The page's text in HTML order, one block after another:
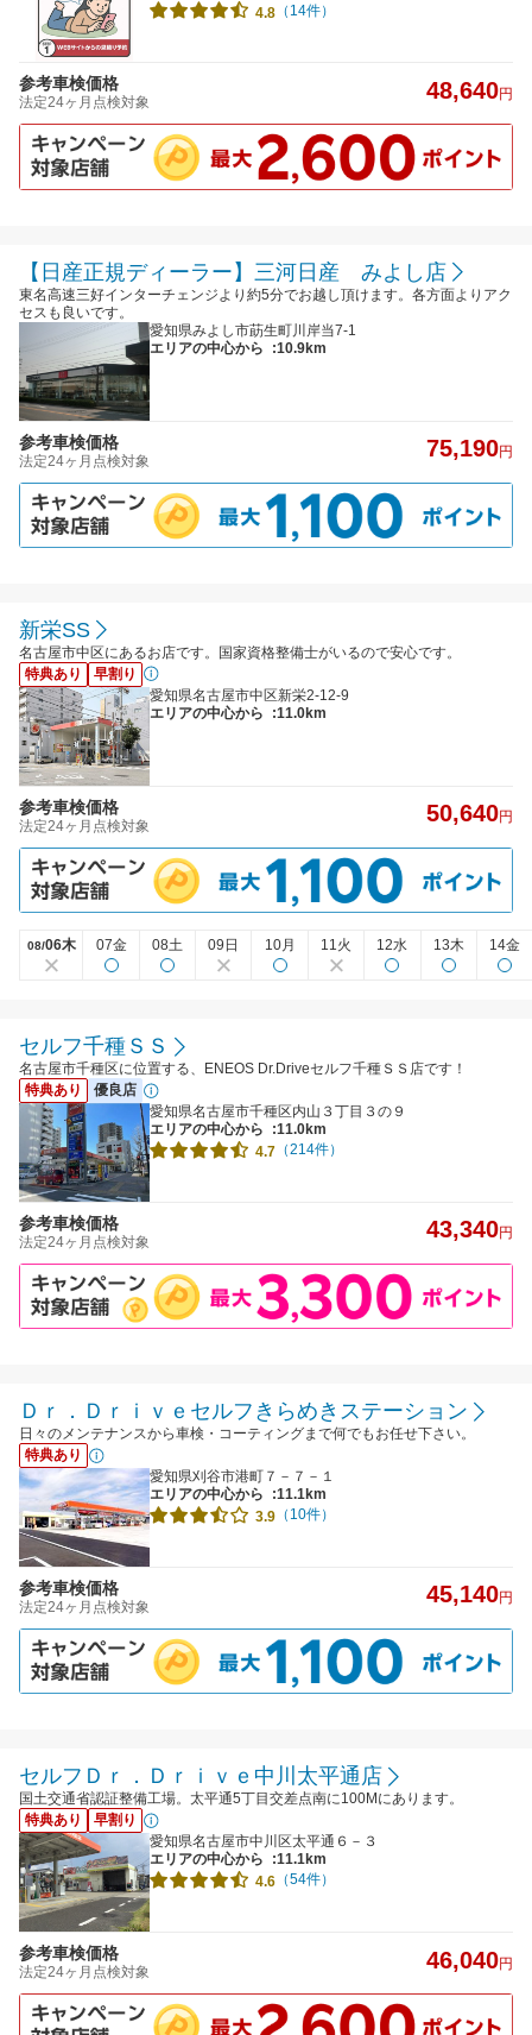
4.8 （14件）
参考車検価格
法定24ヶ月点検対象 48,640円
【日産正規ディーラー】三河日産 みよし店
東名高速三好インターチェンジより約5分でお越し頂けます。各方面よりアク
セスも良いです。
愛知県みよし市莇生町川岸当7-1
エリアの中心から
:10.9km
参考車検価格
法定24ヶ月点検対象 75,190円
新栄SS
名古屋市中区にあるお店です。国家資格整備士がいるので安心です。
特典あり
早割り
愛知県名古屋市中区新栄2-12-9
エリアの中心から
:11.0km
参考車検価格
法定24ヶ月点検対象 50,640円
08/06木 07金 08土 09日 10月 11火 12水 13木 14金
セルフ千種ＳＳ
名古屋市千種区に位置する、ENEOS Dr.Driveセルフ千種ＳＳ店です！
特典あり
優良店
愛知県名古屋市千種区内山３丁目３の９
エリアの中心から
:11.0km
4.7 （214件）
参考車検価格
法定24ヶ月点検対象 43,340円
Ｄｒ．Ｄｒｉｖｅセルフきらめきステーション
日々のメンテナンスから車検・コーティングまで何でもお任せ下さい。
特典あり
愛知県刈谷市港町７－７－１
エリアの中心から
:11.1km
3.9 （10件）
参考車検価格
法定24ヶ月点検対象 45,140円
セルフＤｒ．Ｄｒｉｖｅ中川太平通店
国土交通省認証整備工場。太平通5丁目交差点南に100Mにあります。
特典あり
早割り
愛知県名古屋市中川区太平通６－３
エリアの中心から
:11.1km
4.6 （54件）
参考車検価格
法定24ヶ月点検対象 46,040円